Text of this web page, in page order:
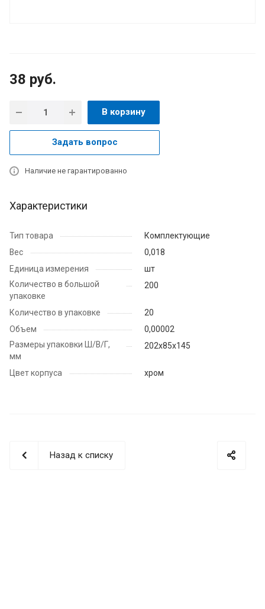
38 руб.
В корзину
Задать вопрос
Наличие не гарантированно
Характеристики
Тип товара
Комплектующие
Вес
0,018
Единица измерения
шт
Количество в большой
упаковке
200
Количество в упаковке
20
Объем
0,00002
Размеры упаковки Ш/В/Г,
мм
202х85х145
Цвет корпуса хром
Назад к списку